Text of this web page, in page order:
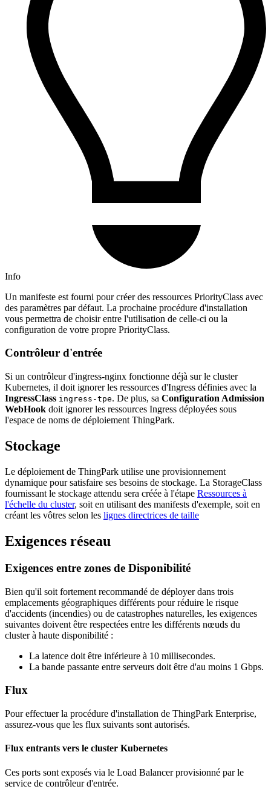
Info
Un manifeste est fourni pour créer des ressources PriorityClass avec
des paramètres par défaut. La prochaine procédure d'installation
vous permettra de choisir entre l'utilisation de celle-ci ou la
configuration de votre propre PriorityClass.
Contrôleur d'entrée
Si un contrôleur d'ingress-nginx fonctionne déjà sur le cluster
Kubernetes, il doit ignorer les ressources d'Ingress définies avec la
IngressClass ingress-tpe. De plus, sa Configuration Admission
WebHook doit ignorer les ressources Ingress déployées sous
l'espace de noms de déploiement ThingPark.
Stockage
Le déploiement de ThingPark utilise une provisionnement
dynamique pour satisfaire ses besoins de stockage. La StorageClass
fournissant le stockage attendu sera créée à l'étape Ressources à
l'échelle du cluster, soit en utilisant des manifests d'exemple, soit en
créant les vôtres selon les lignes directrices de taille
Exigences réseau
Exigences entre zones de Disponibilité
Bien qu'il soit fortement recommandé de déployer dans trois
emplacements géographiques différents pour réduire le risque
d'accidents (incendies) ou de catastrophes naturelles, les exigences
suivantes doivent être respectées entre les différents nœuds du
cluster à haute disponibilité :
La latence doit être inférieure à 10 millisecondes.
La bande passante entre serveurs doit être d'au moins 1 Gbps.
Flux
Pour effectuer la procédure d'installation de ThingPark Enterprise,
assurez-vous que les flux suivants sont autorisés.
Flux entrants vers le cluster Kubernetes
Ces ports sont exposés via le Load Balancer provisionné par le
service de contrôleur d'entrée.